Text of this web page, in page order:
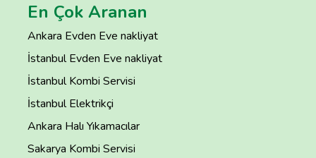
En Çok Aranan
Ankara Evden Eve nakliyat
İstanbul Evden Eve nakliyat
İstanbul Kombi Servisi
İstanbul Elektrikçi
Ankara Halı Yıkamacılar
Sakarya Kombi Servisi